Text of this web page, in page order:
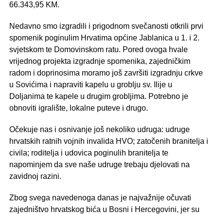
66.343,95 KM.
Nedavno smo izgradili i prigodnom svečanosti otkrili prvi
spomenik poginulim Hrvatima općine Jablanica u 1. i 2.
svjetskom te Domovinskom ratu. Pored ovoga hvale
vrijednog projekta izgradnje spomenika, zajedničkim
radom i doprinosima moramo još završiti izgradnju crkve
u Sovićima i napraviti kapelu u groblju sv. Ilije u
Doljanima te kapele u drugim grobljima. Potrebno je
obnoviti igralište, lokalne puteve i drugo.
Očekuje nas i osnivanje još nekoliko udruga: udruge
hrvatskih ratnih vojnih invalida HVO; zatočenih branitelja i
civila; roditelja i udovica poginulih branitelja te
napominjem da sve naše udruge trebaju djelovati na
zavidnoj razini.
Zbog svega navedenoga danas je najvažnije očuvati
zajedništvo hrvatskog bića u Bosni i Hercegovini, jer su